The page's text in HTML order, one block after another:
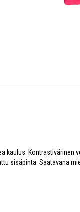
kaulus. Kontrastivärinen
sisäpinta. Saatavana